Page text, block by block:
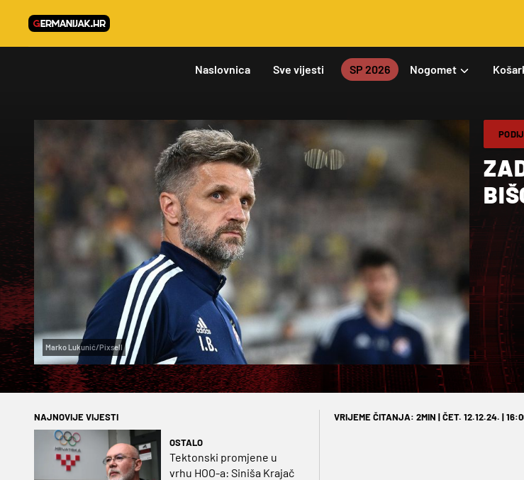
Naslovnica Sve vijesti SP 2026 Nogomet
Marko Lukunić/Pixsell
NAJNOVIJE VIJESTI
OSTALO
Tektonski promjene u
vrhu HOO-a: Siniša Krajač
VRIJEME ČITANJA: 2MIN | ČET. 12.12.24. |